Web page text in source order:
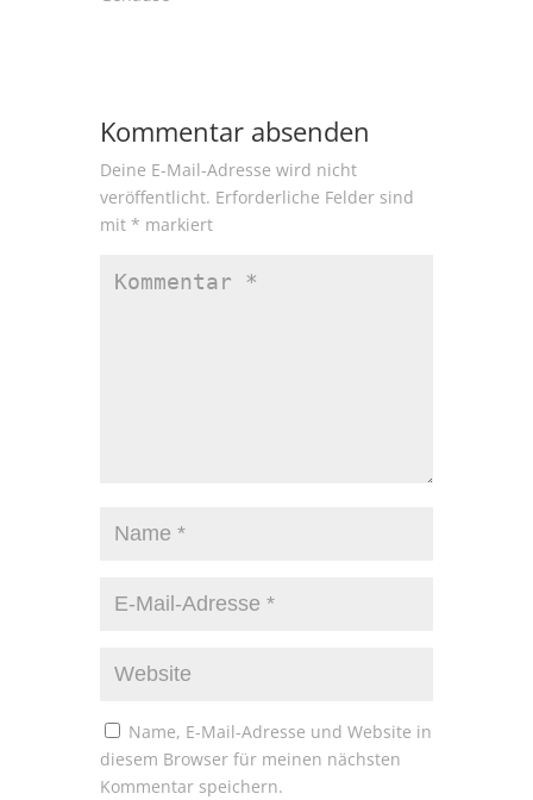
Kommentar absenden
Deine E-Mail-Adresse wird nicht
veröffentlicht. Erforderliche Felder sind
mit * markiert
Name, E-Mail-Adresse und Website in
diesem Browser für meinen nächsten
Kommentar speichern.